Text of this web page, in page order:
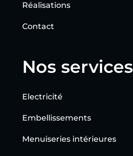
Réalisations
Contact
Nos services
Electricité
Embellissements
Menuiseries intérieures